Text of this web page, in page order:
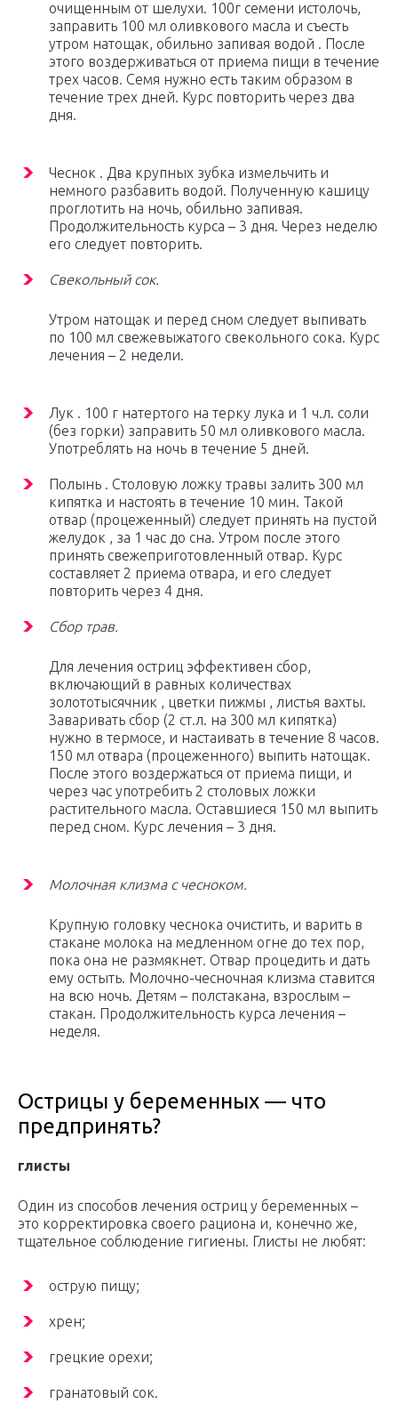
очищенным от шелухи. 100г семени истолочь,
заправить 100 мл оливкового масла и съесть
утром натощак, обильно запивая водой . После
этого воздерживаться от приема пищи в течение
трех часов. Семя нужно есть таким образом в
течение трех дней. Курс повторить через два
дня.
Чеснок . Два крупных зубка измельчить и
немного разбавить водой. Полученную кашицу
проглотить на ночь, обильно запивая.
Продолжительность курса – 3 дня. Через неделю
его следует повторить.
Свекольный сок.
Утром натощак и перед сном следует выпивать
по 100 мл свежевыжатого свекольного сока. Курс
лечения – 2 недели.
Лук . 100 г натертого на терку лука и 1 ч.л. соли
(без горки) заправить 50 мл оливкового масла.
Употреблять на ночь в течение 5 дней.
Полынь . Столовую ложку травы залить 300 мл
кипятка и настоять в течение 10 мин. Такой
отвар (процеженный) следует принять на пустой
желудок , за 1 час до сна. Утром после этого
принять свежеприготовленный отвар. Курс
составляет 2 приема отвара, и его следует
повторить через 4 дня.
Сбор трав.
Для лечения остриц эффективен сбор,
включающий в равных количествах
золототысячник , цветки пижмы , листья вахты.
Заваривать сбор (2 ст.л. на 300 мл кипятка)
нужно в термосе, и настаивать в течение 8 часов.
150 мл отвара (процеженного) выпить натощак.
После этого воздержаться от приема пищи, и
через час употребить 2 столовых ложки
растительного масла. Оставшиеся 150 мл выпить
перед сном. Курс лечения – 3 дня.
Молочная клизма с чесноком.
Крупную головку чеснока очистить, и варить в
стакане молока на медленном огне до тех пор,
пока она не размякнет. Отвар процедить и дать
ему остыть. Молочно-чесночная клизма ставится
на всю ночь. Детям – полстакана, взрослым –
стакан. Продолжительность курса лечения –
неделя.
Острицы у беременных — что
предпринять?
глисты
Один из способов лечения остриц у беременных –
это корректировка своего рациона и, конечно же,
тщательное соблюдение гигиены. Глисты не любят:
острую пищу;
хрен;
грецкие орехи;
гранатовый сок.